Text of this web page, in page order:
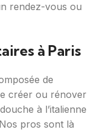
rendez-vous ou
à Paris
de
créer ou rénover
à l’italienne
pros sont là